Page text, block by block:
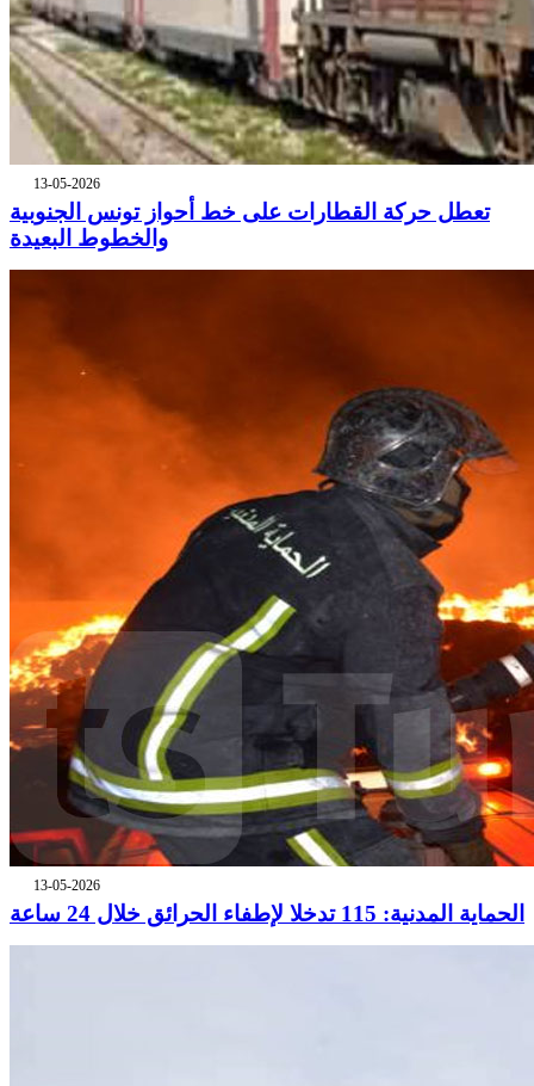
13-05-2026
تعطل حركة القطارات على خط أحواز تونس الجنوبية
والخطوط البعيدة
13-05-2026
الحماية المدنية: 115 تدخلا لإطفاء الحرائق خلال 24 ساعة